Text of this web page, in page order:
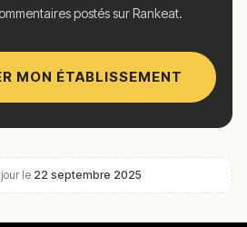
postés sur Rankeat.
MON ÉTABLISSEMENT
le 22 septembre 2025